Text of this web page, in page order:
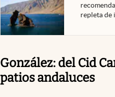
repleta de
González: del Cid
patios andaluces